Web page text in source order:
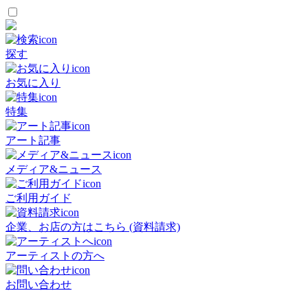
探す
お気に入り
特集
アート記事
メディア&ニュース
ご利用ガイド
企業、お店の方はこちら (資料請求)
アーティストの方へ
お問い合わせ